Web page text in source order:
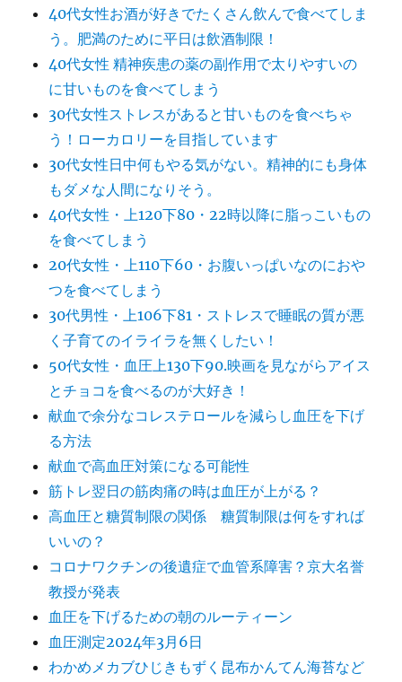
40代女性お酒が好きでたくさん飲んで食べてしま
う。肥満のために平日は飲酒制限！
40代女性 精神疾患の薬の副作用で太りやすいの
に甘いものを食べてしまう
30代女性ストレスがあると甘いものを食べちゃ
う！ローカロリーを目指しています
30代女性日中何もやる気がない。精神的にも身体
もダメな人間になりそう。
40代女性・上120下80・22時以降に脂っこいもの
を食べてしまう
20代女性・上110下60・お腹いっぱいなのにおや
つを食べてしまう
30代男性・上106下81・ストレスで睡眠の質が悪
く子育てのイライラを無くしたい！
50代女性・血圧上130下90.映画を見ながらアイス
とチョコを食べるのが大好き！
献血で余分なコレステロールを減らし血圧を下げ
る方法
献血で高血圧対策になる可能性
筋トレ翌日の筋肉痛の時は血圧が上がる？
高血圧と糖質制限の関係 糖質制限は何をすれば
いいの？
コロナワクチンの後遺症で血管系障害？京大名誉
教授が発表
血圧を下げるための朝のルーティーン
血圧測定2024年3月6日
わかめメカブひじきもずく昆布かんてん海苔など